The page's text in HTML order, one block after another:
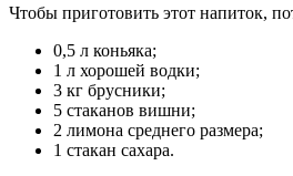
Чтобы приготовить этот напиток,
0,5 л коньяка;
1 л хорошей водки;
3 кг брусники;
5 стаканов вишни;
2 лимона среднего размера;
1 стакан сахара.